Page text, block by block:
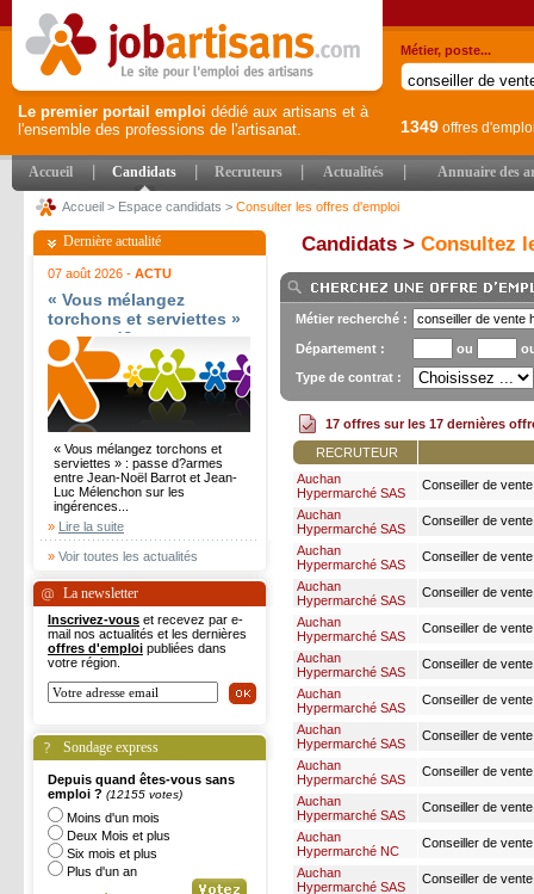
Le premier portail emploi dédié aux artisans et à
l'ensemble des professions de l'artisanat.
Métier, poste...
1349 offres
Accueil Candidats Recruteurs Actualités Annuaire des
Accueil > Espace candidats > Consulter les offres d'emploi
Dernière actualité
07 août 2026 - ACTU
« Vous mélangez
torchons et serviettes »
: passe d?armes entre
Jean-Noël Barrot et
Jean-Luc Mélenchon sur
les ingérences
étrangères - Le Parisien
« Vous mélangez torchons et
serviettes » : passe d?armes
entre Jean-Noël Barrot et Jean-
Luc Mélenchon sur les
ingérences...
» Lire la suite
» Voir toutes les actualités
La newsletter
Inscrivez-vous et recevez par e-
mail nos actualités et les dernières
offres d'emploi publiées dans
votre région.
Sondage express
Depuis quand êtes-vous sans
emploi ? (12155 votes)
Moins d'un mois
Deux Mois et plus
Six mois et plus
Plus d'un an
Candidats > Consultez
Métier recherché :
Département : ou
Type de contrat :
17 offres sur les 17 dernières
RECRUTEUR
Auchan
Hypermarché SAS
Conseiller de
Auchan
Hypermarché SAS
Conseiller de
Auchan
Hypermarché SAS
Conseiller de
Auchan
Hypermarché SAS
Conseiller de
Auchan
Hypermarché SAS
Conseiller de
Auchan
Hypermarché SAS
Conseiller de
Auchan
Hypermarché SAS
Conseiller de
Auchan
Hypermarché SAS
Conseiller de
Auchan
Hypermarché SAS
Conseiller de
Auchan
Hypermarché SAS
Conseiller de
Auchan
Hypermarché NC
Conseiller de
Auchan
Hypermarché SAS
Conseiller de vente